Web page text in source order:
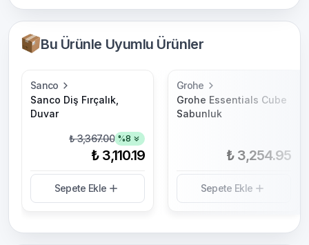
Bu Ürünle Uyumlu Ürünler
Sanco
Sanco Diş Fırçalık,
Duvar
₺ 3,367.00 %8
₺ 3,110.19
Sepete Ekle
Grohe
Grohe Essentials Cube
Sabunluk
₺ 3,254.95
Sepete Ekle